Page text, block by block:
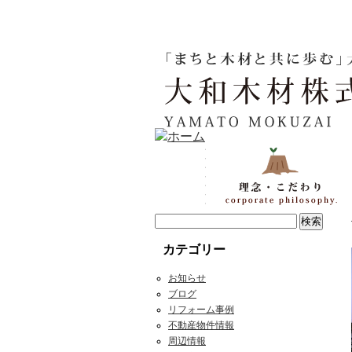
カテゴリー
お知らせ
ブログ
リフォーム事例
不動産物件情報
周辺情報